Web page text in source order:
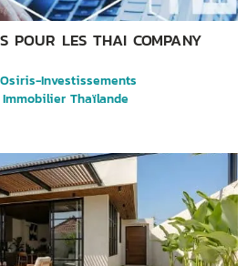
POUR LES THAI COMPANY
Investissements
Immobilier Thaïlande